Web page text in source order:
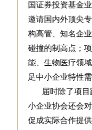
国证券投资基金
邀请国内外顶尖
构高管、知名企
碰撞的制高点；
能、生物医疗领
足中小企业特性需
届时除了项
小企业协会还会
促成实际合作提